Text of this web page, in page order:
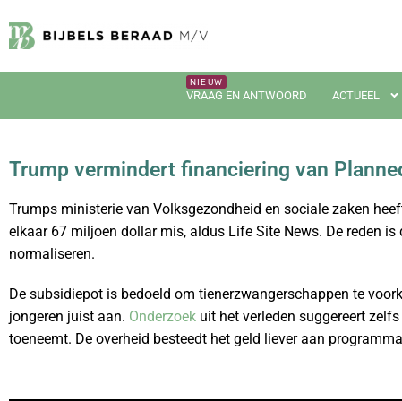
VRAAG EN ANTWOORD ACTUEEL
Trump vermindert financiering van
Trumps ministerie van Volksgezondheid en sociale zaken
elkaar 67 miljoen dollar mis, aldus Life Site News. De reden
normaliseren.
De subsidiepot is bedoeld om tienerzwangerschappen te
jongeren juist aan. Onderzoek uit het verleden suggereert
toeneemt. De overheid besteedt het geld liever aan